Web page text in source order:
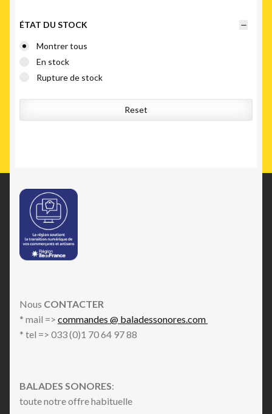
ÉTAT DU STOCK
Montrer tous
En stock
Rupture de stock
Reset
Nous CONTACTER
* mail => commandes @ baladessonores.com
* tel => 033 (0)1 70 64 97 88
BALADES SONORES:
toute notre offre habituelle